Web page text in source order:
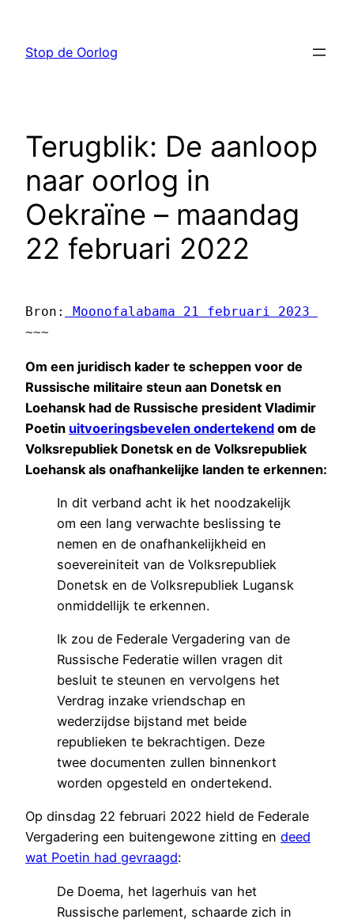
Stop de Oorlog
Terugblik: De aanloop
naar oorlog in
Oekraïne – maandag
22 februari 2022
Bron:
~~~
Om een juridisch kader te scheppen voor de
Russische militaire steun aan Donetsk en
Loehansk had de Russische president Vladimir
Poetin uitvoeringsbevelen ondertekend om de
Volksrepubliek Donetsk en de Volksrepubliek
Loehansk als onafhankelijke landen te erkennen:
In dit verband acht ik het noodzakelijk
om een lang verwachte beslissing te
nemen en de onafhankelijkheid en
soevereiniteit van de Volksrepubliek
Donetsk en de Volksrepubliek Lugansk
onmiddellijk te erkennen.
Ik zou de Federale Vergadering van de
Russische Federatie willen vragen dit
besluit te steunen en vervolgens het
Verdrag inzake vriendschap en
wederzijdse bijstand met beide
republieken te bekrachtigen. Deze
twee documenten zullen binnenkort
worden opgesteld en ondertekend.
Op dinsdag 22 februari 2022 hield de Federale
Vergadering een buitengewone zitting en deed
wat Poetin had gevraagd:
De Doema, het lagerhuis van het
Russische parlement, schaarde zich in